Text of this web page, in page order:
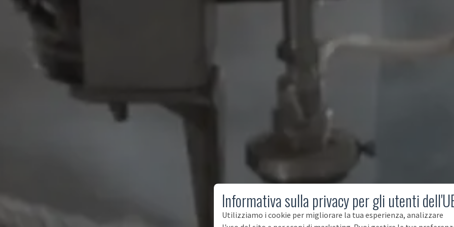
Informativa sulla privacy per gli utenti
Utilizziamo i cookie per migliorare la tua esperienza, analizzare